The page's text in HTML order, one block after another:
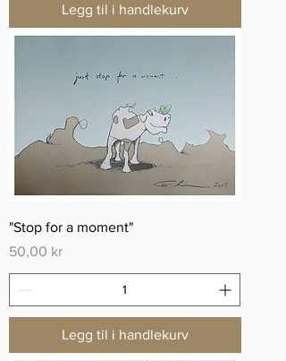
Legg til i handlekurv
"Stop for a moment"
Pris
50,00 kr
Legg til i handlekurv